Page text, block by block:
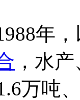
年
，水
万吨